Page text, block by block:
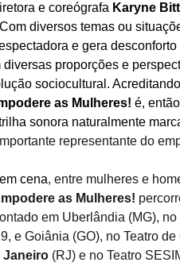
e coreógrafa Karyne
diversos temas ou
e gera
proporções e
sociocultural.
as Mulheres! é,
sonora naturalmente
representante do
cena, entre mulheres e
as Mulheres!
em Uberlândia (MG),
e Goiânia (GO), no Teatro
Janeiro (RJ) e no Teatro